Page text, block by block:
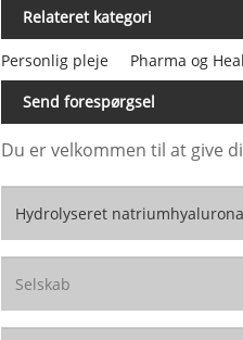
Relateret kategori
Personlig pleje Pharma og
Send forespørgsel
Du er velkommen til at give